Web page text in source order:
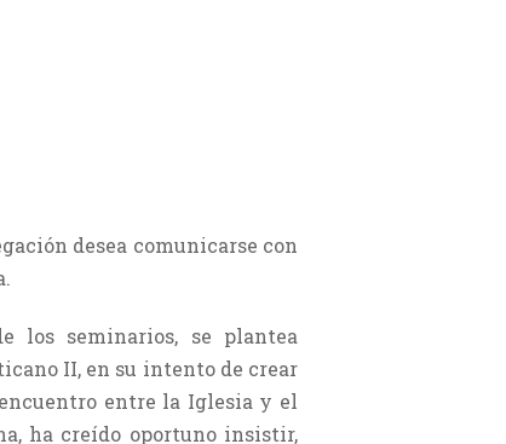
desea comunicarse con
los seminarios, se plantea
II, en su intento de crear
entre la Iglesia y el
ha creído oportuno insistir,